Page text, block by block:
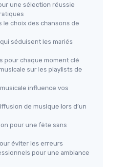
une sélection réussie
le choix des chansons de
séduisent les mariés
pour chaque moment clé
sur les playlists de
influence vos
de musique lors d’un
pour une fête sans
éviter les erreurs
pour une ambiance